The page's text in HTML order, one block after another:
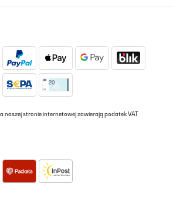
naszej stronie internetowej zawierają podatek VAT